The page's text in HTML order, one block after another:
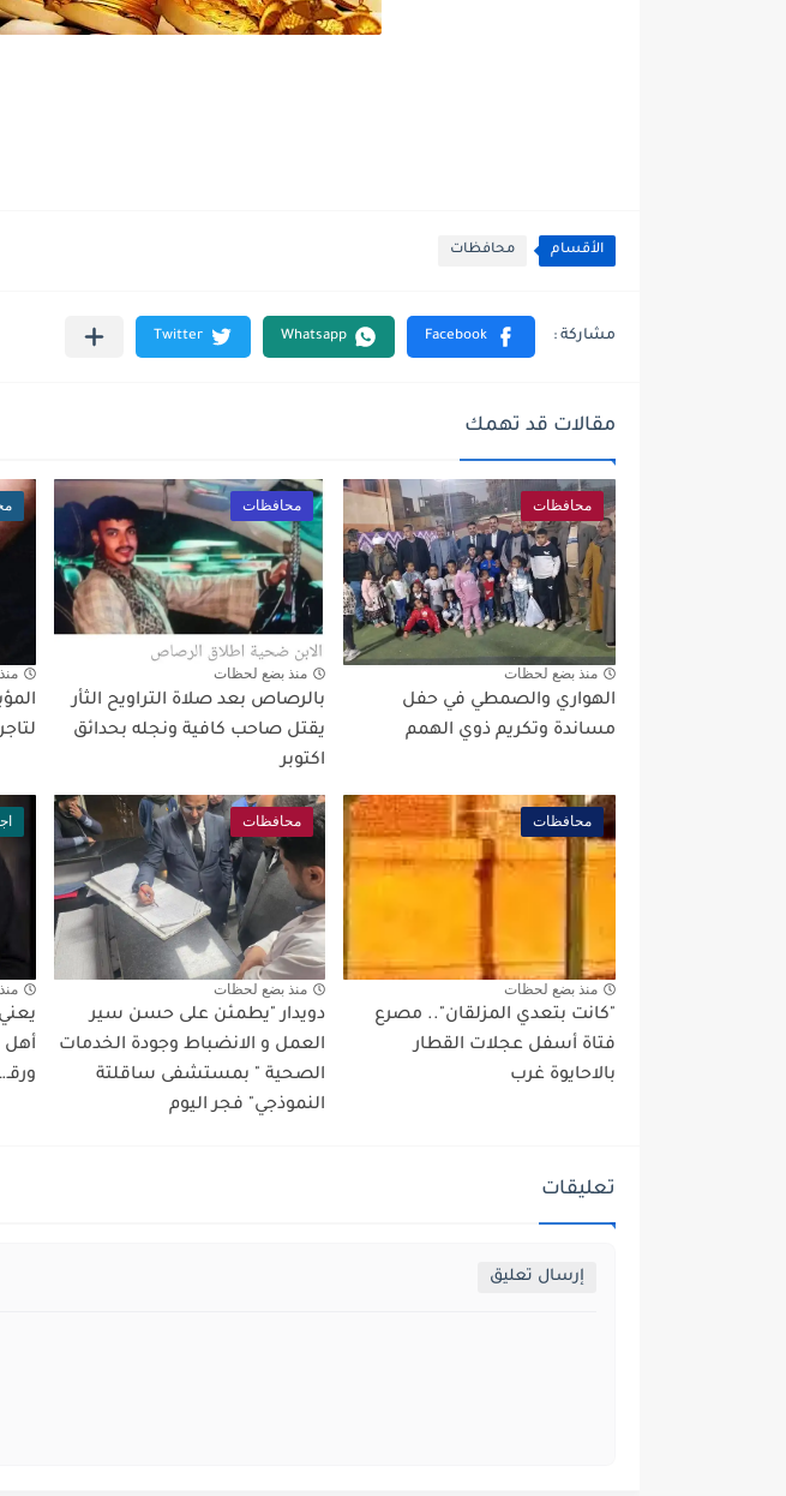
الأقسام محافظات
مقالات قد تهمك
محافظات
منذ بضع لحظات
الهواري والصمطي في حفل
مساندة وتكريم ذوي الهمم
محافظات
منذ بضع لحظات
بالرصاص بعد صلاة التراويح الثأر
يقتل صاحب كافية ونجله بحدائق
اكتوبر
محافظات
منذ بضع لحظات
"كانت بتعدي المزلقان".. مصرع
فتاة أسفل عجلات القطار
بالاحايوة غرب
محافظات
منذ بضع لحظات
دويدار "يطمئن على حسن سير
العمل و الانضباط وجودة الخدمات
الصحية " بمستشفى ساقلتة
النموذجي" فجر اليوم
أهل
تعليقات
إرسال تعليق